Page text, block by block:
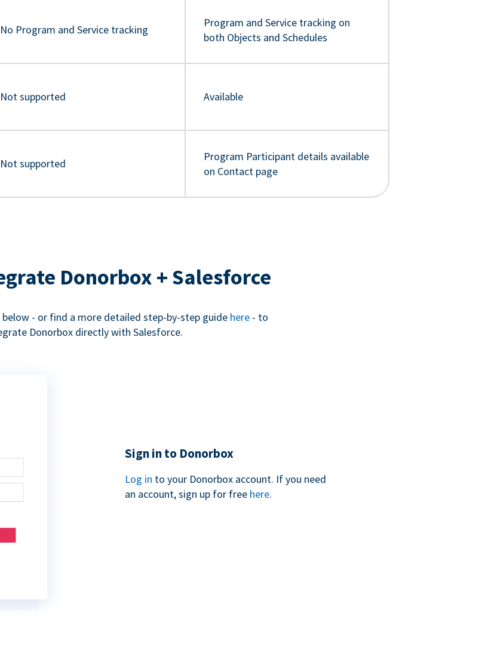
No Program and Service tracking
Program and Service tracking on
both Objects and Schedules
Not supported Available
Not supported
Program Participant details available
on Contact page
Donorbox + Salesforce
- or find a more detailed step-by-step guide here- to
Donorbox directly with Salesforce.
Sign in to Donorbox
Log in to your Donorbox account. If you need
an account, sign up for free here.